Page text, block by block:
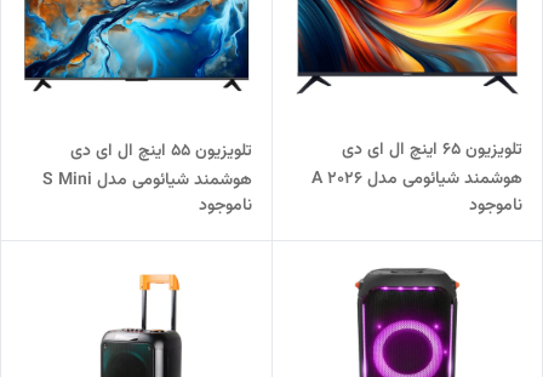
تلویزیون 65 اینچ ال ای دی
هوشمند شیائومی مدل A 2026
ناموجود
تلویزیون 55 اینچ ال ای دی
هوشمند شیائومی مدل S Mini
LED 55 2025
ناموجود